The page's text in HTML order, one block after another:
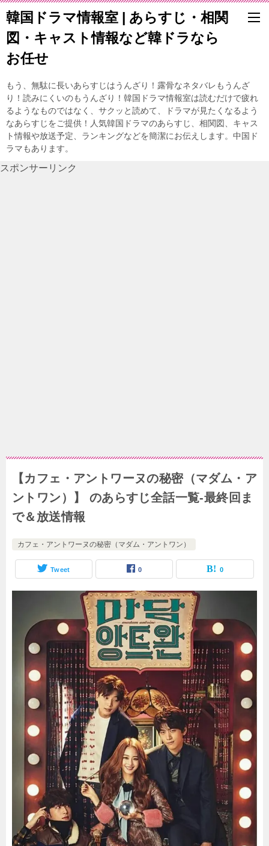
韓国ドラマ情報室 | あらすじ・相関
図・キャスト情報など韓ドラなら
お任せ
もう、無駄に長いあらすじはうんざり！露骨なネタバレもうんざ
り！読みにくいのもうんざり！韓国ドラマ情報室は読むだけで疲れ
るようなものではなく、サクッと読めて、ドラマが見たくなるよう
なあらすじをご提供！人気韓国ドラマのあらすじ、相関図、キャス
ト情報や放送予定、ランキングなどを簡潔にお伝えします。中国ド
ラマもあります。
スポンサーリンク
【カフェ・アントワーヌの秘密（マダム・ア
ントワン）】 のあらすじ全話一覧-最終回ま
で＆放送情報
カフェ・アントワーヌの秘密（マダム・アントワン）
Tweet 0 0